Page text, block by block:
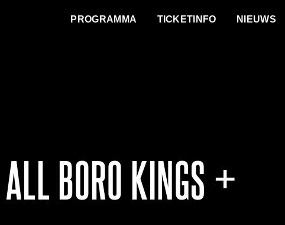
PROGRAMMA TICKETINFO NIEUWS
ALL BORO KINGS +